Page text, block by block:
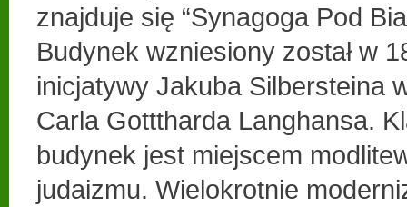
znajduje się “Synagoga Pod
Budynek wzniesiony został w
inicjatywy Jakuba Silbersteina
Carla Gotttharda Langhansa.
budynek jest miejscem
judaizmu. Wielokrotnie